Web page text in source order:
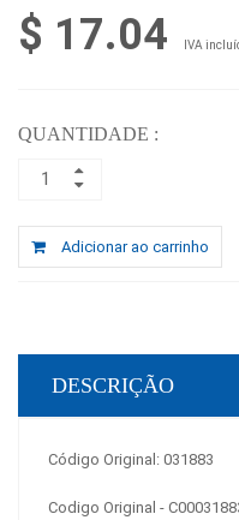
$ 17.04 IVA
QUANTIDADE :
Adicionar ao carrinho
DESCRIÇÃO
Código Original: 031883
Codigo Original -